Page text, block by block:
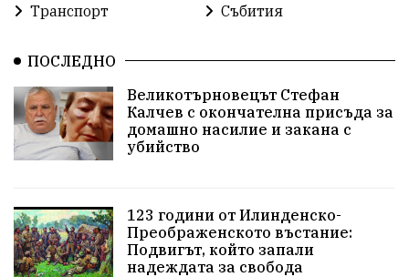
Транспорт
Събития
ПОСЛЕДНО
Великотърновецът Стефан
Калчев с окончателна присъда за
домашно насилие и закана с
убийство
123 години от Илинденско-
Преображенското въстание:
Подвигът, който запали
надеждата за свобода